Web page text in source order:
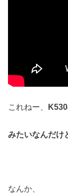
これねー、 K530
みたいなんだけ
なんか、